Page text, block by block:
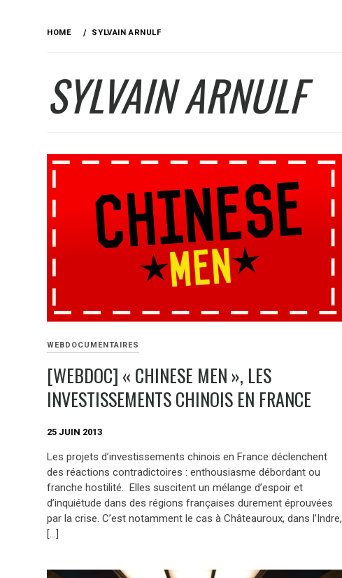
HOME SYLVAIN ARNULF
SYLVAIN ARNULF
WEBDOCUMENTAIRES
[WEBDOC] « CHINESE MEN », LES
INVESTISSEMENTS CHINOIS EN FRANCE
25 JUIN 2013
Les projets d’investissements chinois en France déclenchent
des réactions contradictoires : enthousiasme débordant ou
franche hostilité. Elles suscitent un mélange d’espoir et
d’inquiétude dans des régions françaises durement éprouvées
par la crise. C’est notamment le cas à Châteauroux, dans l’Indre,
[…]